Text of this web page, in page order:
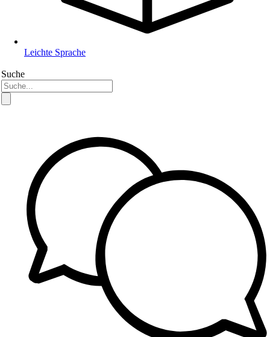
Leichte Sprache
Suche